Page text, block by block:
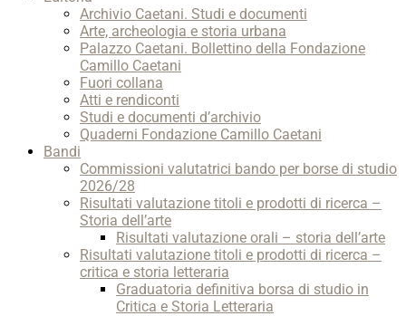
Archivio Caetani. Studi e documenti
Arte, archeologia e storia urbana
Palazzo Caetani. Bollettino della Fondazione
Camillo Caetani
Fuori collana
Atti e rendiconti
Studi e documenti d’archivio
Quaderni Fondazione Camillo Caetani
Bandi
Commissioni valutatrici bando per borse di studio
2026/28
Risultati valutazione titoli e prodotti di ricerca –
Storia dell’arte
Risultati valutazione orali – storia dell’arte
Risultati valutazione titoli e prodotti di ricerca –
critica e storia letteraria
Graduatoria definitiva borsa di studio in
Critica e Storia Letteraria